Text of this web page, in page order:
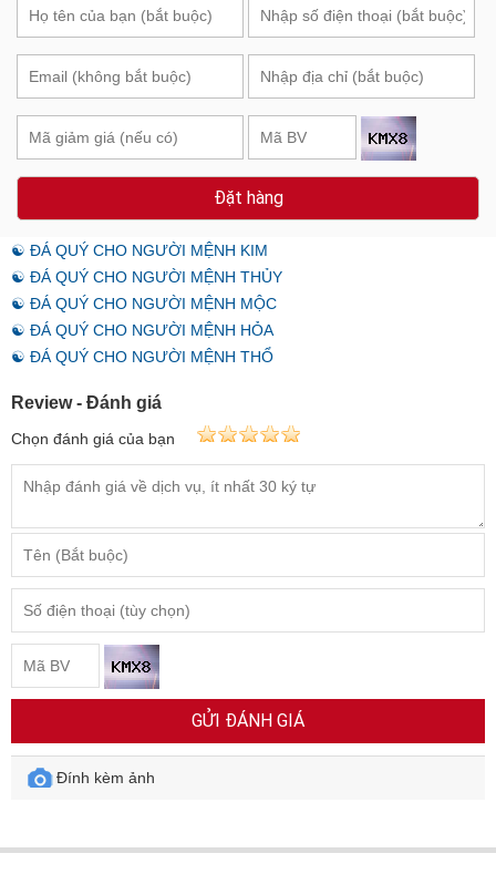
Đặt hàng
☯ ĐÁ QUÝ CHO NGƯỜI MỆNH KIM
☯ ĐÁ QUÝ CHO NGƯỜI MỆNH THỦY
☯ ĐÁ QUÝ CHO NGƯỜI MỆNH MỘC
☯ ĐÁ QUÝ CHO NGƯỜI MỆNH HỎA
☯ ĐÁ QUÝ CHO NGƯỜI MỆNH THỔ
Review - Đánh giá
Chọn đánh giá của bạn
GỬI ĐÁNH GIÁ
Đính kèm ảnh